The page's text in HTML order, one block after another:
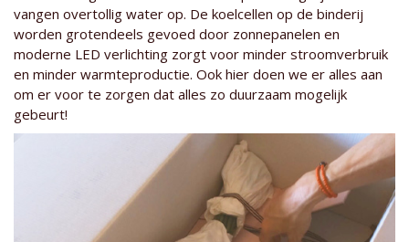
vangen overtollig water op. De koelcellen op de binderij
worden grotendeels gevoed door zonnepanelen en
moderne LED verlichting zorgt voor minder stroomverbruik
en minder warmteproductie. Ook hier doen we er alles aan
om er voor te zorgen dat alles zo duurzaam mogelijk
gebeurt!